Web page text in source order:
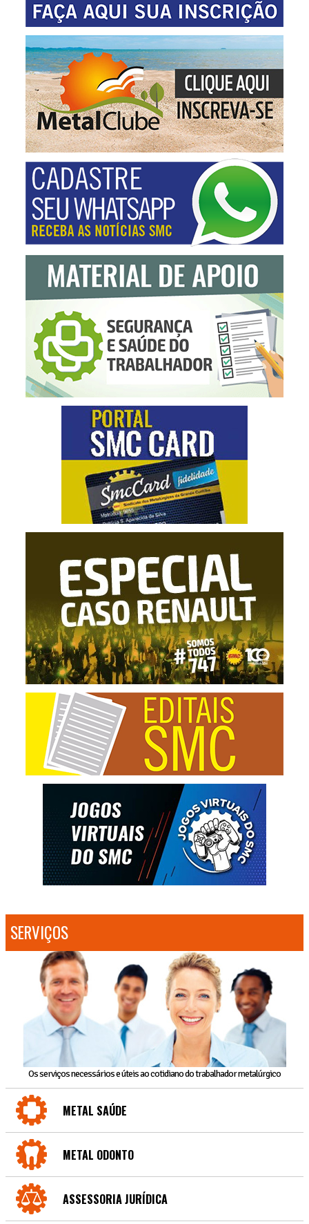
SERVIÇOS
Os serviços necessários e úteis ao cotidiano do trabalhador metalúrgico
METAL SAÚDE
METAL ODONTO
ASSESSORIA JURÍDICA